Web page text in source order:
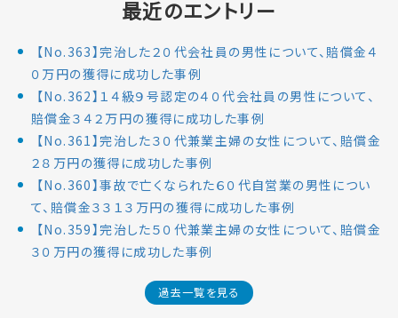
最近のエントリー
【No.363】完治した２０代会社員の男性について、賠償金４
０万円の獲得に成功した事例
【No.362】１４級９号認定の４０代会社員の男性について、
賠償金３４２万円の獲得に成功した事例
【No.361】完治した３０代兼業主婦の女性について、賠償金
２８万円の獲得に成功した事例
【No.360】事故で亡くなられた６０代自営業の男性につい
て、賠償金３３１３万円の獲得に成功した事例
【No.359】完治した５０代兼業主婦の女性について、賠償金
３０万円の獲得に成功した事例
過去一覧を見る